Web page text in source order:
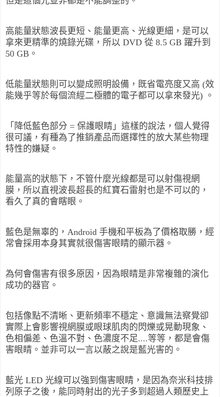
高能量狀態波長更短、能量更高、光線更細，是可以
拿來更精準的燒錄光碟，所以 DVD 從 8.5 GB 躍升到
50 GB。
低能量狀態則可以變成照明設備，既省電亮度又高 (效
能幾乎等於每個流經二極體的電子都可以拿來發光) 。
「降低藍色部分 = 保護眼睛」這樣的說法，個人覺得
很可議，有種為了推銷產品而選擇性的放大某些物理
特性的嫌疑。
能量高的狀態下，不管什麼光線都是可以射傷視網
膜，所以直視波長超長的紅寶石雷射也是不可以的，
看久了真的會瞎眼。
藍色是無辜的，Android 手機和平板為了價格取勝，經
常會採用本身其實就很傷害眼睛的顯示器。
為何會傷害有很多原因，因為眼睛是非常複雜的演化
成功的器官。
包括像點不清晰、更新頻率不穩定、意識無法察覺卻
實際上會影響視網膜或眼球肌肉的閃爍或晃動現象、
色相偏差、色溫不對、色濃度不足....等等，都是會傷
害眼睛。並非可以一言以蔽之說是藍光害的。
藍光 LED 光線可以強到傷害眼睛，是因為奈米科技排
列原子之後，能同時射出的光子多到超過人類歷史上